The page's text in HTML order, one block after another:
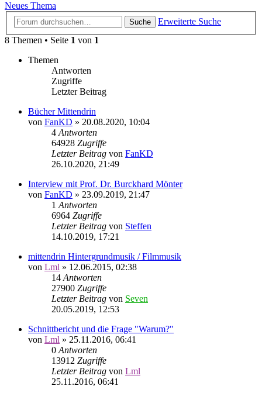
Neues Thema
Suche
Erweiterte Suche
8 Themen • Seite 1 von 1
Themen
Antworten
Zugriffe
Letzter Beitrag
Bücher Mittendrin
von FanKD » 20.08.2020, 10:04
4 Antworten
64928 Zugriffe
Letzter Beitrag von FanKD
26.10.2020, 21:49
Interview mit Prof. Dr. Burckhard Mönter
von FanKD » 23.09.2019, 21:47
1 Antworten
6964 Zugriffe
Letzter Beitrag von Steffen
14.10.2019, 17:21
mittendrin Hintergrundmusik / Filmmusik
von Lml » 12.06.2015, 02:38
14 Antworten
27900 Zugriffe
Letzter Beitrag von Seven
20.05.2019, 12:53
Schnittbericht und die Frage "Warum?"
von Lml » 25.11.2016, 06:41
0 Antworten
13912 Zugriffe
Letzter Beitrag von Lml
25.11.2016, 06:41